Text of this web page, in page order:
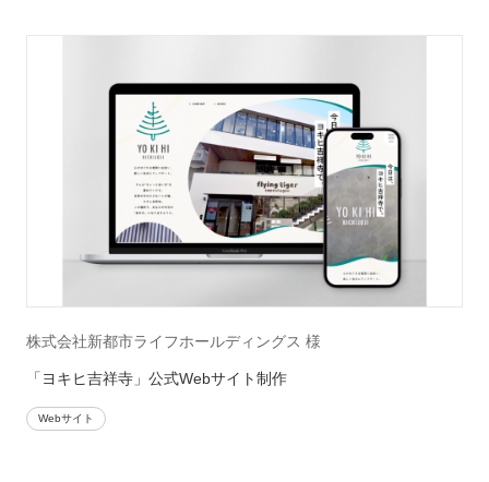
株式会社新都市ライフホールディングス 様
「ヨキヒ吉祥寺」公式Webサイト制作
Webサイト